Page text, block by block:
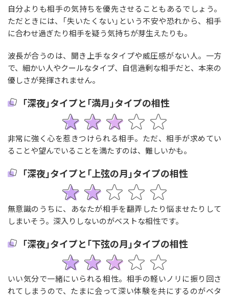
自分よりも相手の気持ちを優先させることもあるでしょう。
ただときには、｢失いたくない｣という不安や恐れから、相手
に合わせ過ぎたり相手を疑う気持ちが芽生えたりも。
波長が合うのは、聞き上手なタイプや威圧感がない人。一方
で、細かい人やクールなタイプ、自信過剰な相手だと、本来の
優しさが発揮されません。
｢深夜｣タイプと｢満月｣タイプの相性
非常に強く心を惹きつけられる相手。ただ、相手が求めてい
ることや望んでいることを満たすのは、難しいかも。
｢深夜｣タイプと｢上弦の月｣タイプの相性
無意識のうちに、あなたが相手を翻弄したり悩ませたりして
しまいそう。深入りしないのがベストな相性です。
｢深夜｣タイプと｢下弦の月｣タイプの相性
いい気分で一緒にいられる相性。相手の軽いノリに振り回さ
れてしまうので、たまに会って深い体験を共にするのがベタ